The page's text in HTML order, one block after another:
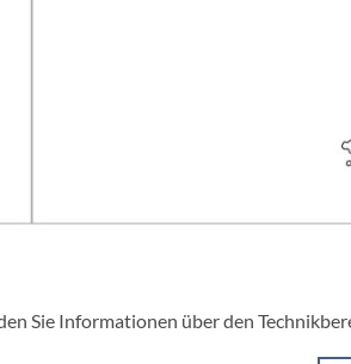
Sie Informationen über den